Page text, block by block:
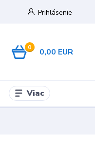
Prihlásenie
0 0,00 EUR
Viac